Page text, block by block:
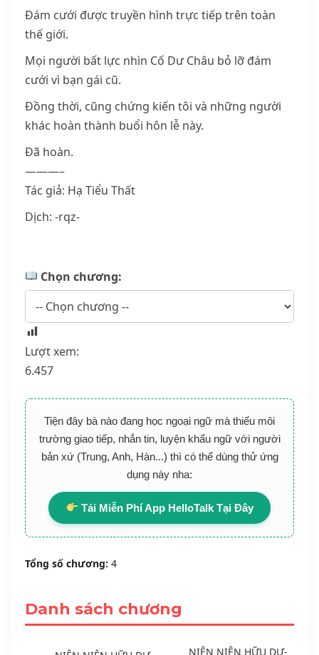
Đám cưới được truyền hình trực tiếp trên toàn
thế giới.
Mọi người bất lực nhìn Cố Dư Châu bỏ lỡ đám
cưới vì bạn gái cũ.
Đồng thời, cũng chứng kiến tôi và những người
khác hoàn thành buổi hôn lễ này.
Đã hoàn.
———–
Tác giả: Hạ Tiểu Thất
Dịch: -rqz-
Chọn chương:
Lượt xem:
6.457
Tiện đây bà nào đang học ngoại ngữ mà thiếu môi
trường giao tiếp, nhắn tin, luyện khẩu ngữ với người
bản xứ (Trung, Anh, Hàn...) thì có thể dùng thử ứng
dụng này nha:
Tải Miễn Phí App HelloTalk Tại Đây
Tổng số chương: 4
Danh sách chương
NIÊN NIÊN HỮU DƯ-